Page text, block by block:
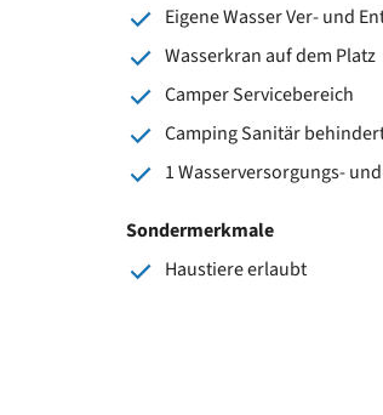
Eigene Wasser Ver- und
Wasserkran auf dem Platz
Camper Servicebereich
Camping Sanitär
1 Wasserversorgungs-
Sondermerkmale
Haustiere erlaubt